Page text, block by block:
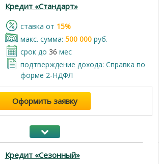
Кредит «Стандарт»
cтавка от 15%
макс. сумма: 500 000руб.
срок до 36 мес
подтверждение дохода: Справка по
форме 2-НДФЛ
Оформить заявку
Кредит «Сезонный»